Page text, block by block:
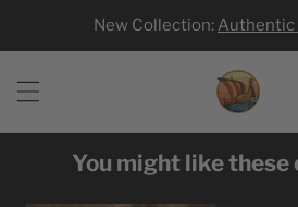
New Collection: Authentic
You might like these